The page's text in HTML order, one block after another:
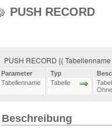
PUSH RECORD
PUSH RECORD {(
Parameter Typ
Tabellenname
Tabelle
Beschreibung